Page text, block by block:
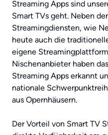
Streaming Apps sind
Smart TVs geht. Neben
Streamingdiensten, wie
heute auch die
eigene
Nischenanbieter haben
Streaming Apps erkannt
nationale
aus Opernhäusern.
Der Vorteil von Smart TV